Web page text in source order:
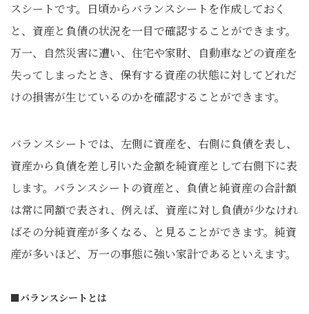
スシートです。日頃からバランスシートを作成しておく
と、資産と負債の状況を一目で確認することができます。
万一、自然災害に遭い、住宅や家財、自動車などの資産を
失ってしまったとき、保有する資産の状態に対してどれだ
けの損害が生じているのかを確認することができます。
バランスシートでは、左側に資産を、右側に負債を表し、
資産から負債を差し引いた金額を純資産として右側下に表
します。バランスシートの資産と、負債と純資産の合計額
は常に同額で表され、例えば、資産に対し負債が少なけれ
ばその分純資産が多くなる、と見ることができます。純資
産が多いほど、万一の事態に強い家計であるといえます。
■バランスシートとは